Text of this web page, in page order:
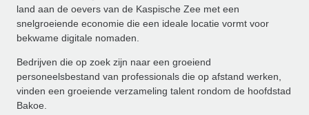
land aan de oevers van de Kaspische Zee met een
snelgroeiende economie die een ideale locatie vormt voor
bekwame digitale nomaden.
Bedrijven die op zoek zijn naar een groeiend
personeelsbestand van professionals die op afstand werken,
vinden een groeiende verzameling talent rondom de hoofdstad
Bakoe.